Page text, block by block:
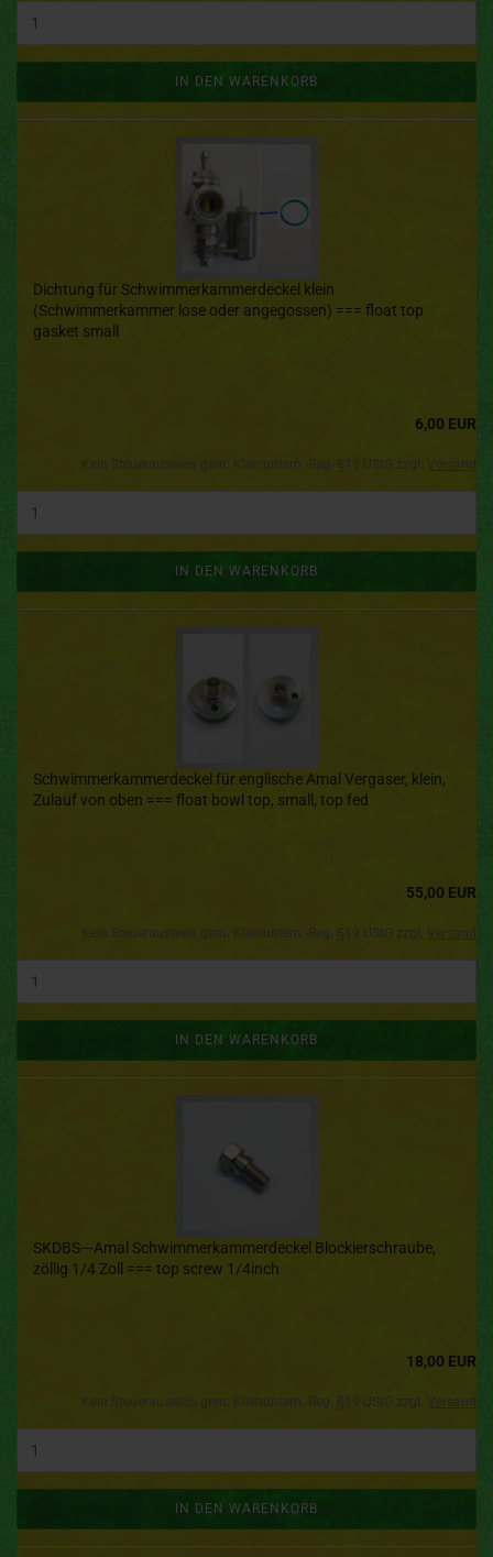
IN DEN WARENKORB
Dichtung für Schwimmerkammerdeckel klein
(Schwimmerkammer lose oder angegossen) === float top
gasket small
6,00 EUR
Versand
IN DEN WARENKORB
Schwimmerkammerdeckel für englische Amal Vergaser, klein,
Zulauf von oben === float bowl top, small, top fed
55,00 EUR
IN DEN WARENKORB
SKDBS---Amal Schwimmerkammerdeckel Blockierschraube,
zöllig 1/4 Zoll === top screw 1/4inch
18,00 EUR
IN DEN WARENKORB